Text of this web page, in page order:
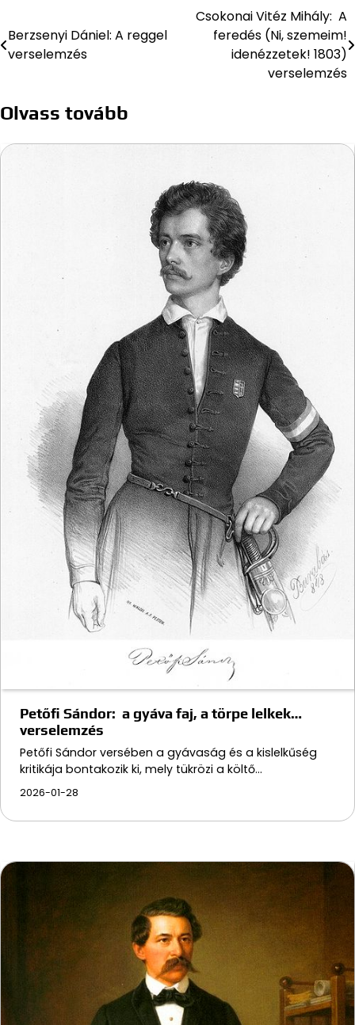
navigáció
Berzsenyi Dániel: A reggel
verselemzés
Csokonai Vitéz Mihály: A
feredés (Ni, szemeim!
idenézzetek! 1803)
verselemzés
Olvass tovább
Petőfi Sándor: a gyáva faj, a törpe lelkek…
verselemzés
Petőfi Sándor versében a gyávaság és a kislelkűség
kritikája bontakozik ki, mely tükrözi a költő…
2026-01-28